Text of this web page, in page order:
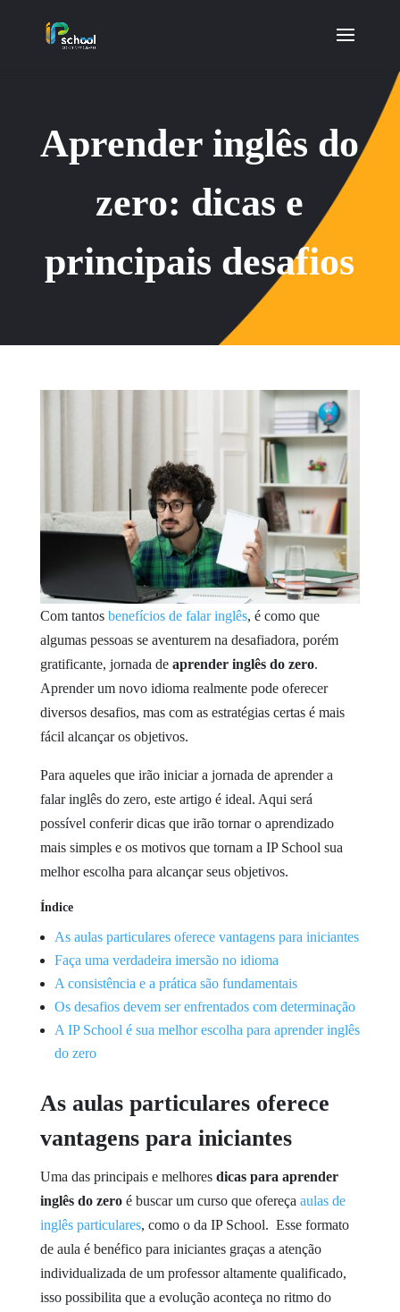
Aprender inglês do
zero: dicas e
principais desafios
Com tantos benefícios de falar inglês, é como que
algumas pessoas se aventurem na desafiadora, porém
gratificante, jornada de aprender inglês do zero.
Aprender um novo idioma realmente pode oferecer
diversos desafios, mas com as estratégias certas é mais
fácil alcançar os objetivos.
Para aqueles que irão iniciar a jornada de aprender a
falar inglês do zero, este artigo é ideal. Aqui será
possível conferir dicas que irão tornar o aprendizado
mais simples e os motivos que tornam a IP School sua
melhor escolha para alcançar seus objetivos.
Índice
As aulas particulares oferece vantagens para iniciantes
Faça uma verdadeira imersão no idioma
A consistência e a prática são fundamentais
Os desafios devem ser enfrentados com determinação
A IP School é sua melhor escolha para aprender inglês
do zero
As aulas particulares oferece
vantagens para iniciantes
Uma das principais e melhores dicas para aprender
inglês do zeroé buscar um curso que ofereça aulas de
inglês particulares, como o da IP School. Esse formato
de aula é benéfico para iniciantes graças a atenção
individualizada de um professor altamente qualificado,
isso possibilita que a evolução aconteça no ritmo do